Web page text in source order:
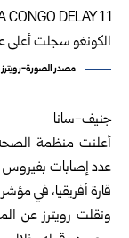
مصدر الصورة-رويترز
جنيف-سانا
أعلنت منظمة
عدد إصابات بفيروس
قارة أفريقيا، في
ونقلت رويترز عن